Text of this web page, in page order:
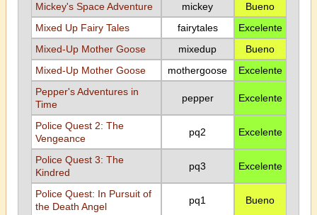
Mickey's Space Adventure
mickey
Bueno
Mixed Up Fairy Tales
fairytales
Excelente
Mixed-Up Mother Goose
mixedup
Bueno
Mixed-Up Mother Goose
mothergoose
Excelente
Pepper's Adventures in
Time
pepper Excelente
Police Quest 2: The
Vengeance
pq2 Excelente
Police Quest 3: The
Kindred
pq3 Excelente
Police Quest: In Pursuit of
the Death Angel
pq1 Bueno